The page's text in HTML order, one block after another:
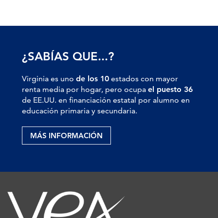
¿SABÍAS QUE...?
Virginia es uno de los 10 estados con mayor
renta media por hogar, pero ocupa el puesto 36
de EE.UU. en financiación estatal por alumno en
educación primaria y secundaria.
MÁS INFORMACIÓN